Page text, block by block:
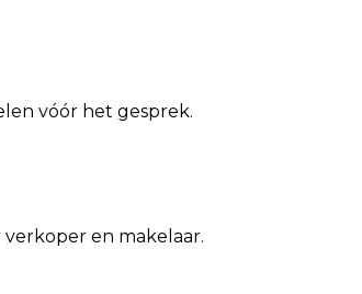
vóór het gesprek.
en makelaar.